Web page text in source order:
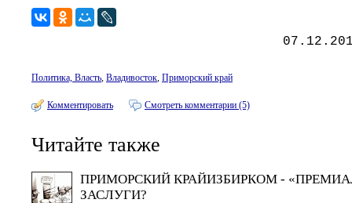
Политика, Власть, Владивосток, Приморский край
Комментировать Смотреть комментарии (5)
Читайте также
ПРИМОРСКИЙ КРАЙИЗБИРКОМ -
ЗАСЛУГИ?